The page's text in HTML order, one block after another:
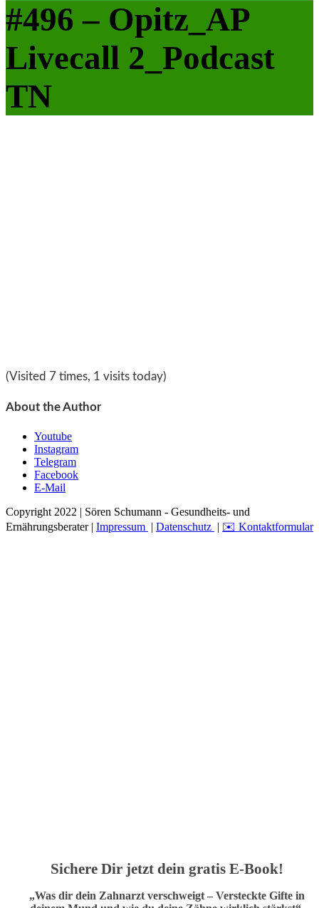
#496 – Opitz_AP
Livecall 2_Podcast
TN
(Visited 7 times, 1 visits today)
About the Author
Youtube
Instagram
Telegram
Facebook
E-Mail
Copyright 2022 | Sören Schumann - Gesundheits- und
Ernährungsberater | Impressum | Datenschutz | ✉️ Kontaktformular
Sichere Dir jetzt dein gratis E-Book!
„Was dir dein Zahnarzt verschweigt – Versteckte Gifte in